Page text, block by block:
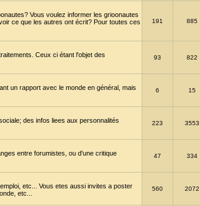
Vous voulez informer les grioonautes
ce que les autres ont écrit? Pour toutes ces
191 885
Ceux ci étant l'objet des
93 822
un rapport avec le monde en général, mais
6 15
des infos liees aux personnalités
223 3553
entre forumistes, ou d'une critique
47 334
etc... Vous etes aussi invites a poster
etc...
560 2072